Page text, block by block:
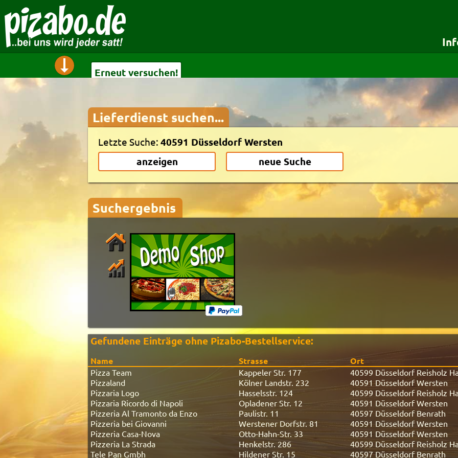
Startseite
Details für Besteller
Lieferservice-App
Weiterempfehlen
Newsletter
Testshop
Styles
Zuverlässigkeit
Erneut versuchen!
Erneut versuchen!
Lieferdienst suchen...
Letzte Suche: 40591 Düsseldorf Wersten
anzeigen
neue Suche
Suchergebnis
Karten-Ansicht
96.3%
Gefundene Einträge ohne Pizabo-Bestellservice:
Name Strasse Ort
Pizza Team Kappeler Str. 177 40599 Düsseldorf Reisholz
Pizzaland
Kölner Landstr. 232 40591 Düsseldorf Wersten
Pizzaria Logo
Hasselsstr. 124 40599 Düsseldorf Reisholz
Pizzaria Ricordo di Napoli
Opladener Str. 12 40591 Düsseldorf Wersten
Pizzeria Al Tramonto da Enzo
Paulistr. 11 40597 Düsseldorf Benrath
Pizzeria bei Giovanni
Werstener Dorfstr. 81 40591 Düsseldorf Wersten
Pizzeria Casa-Nova
Otto-Hahn-Str. 33 40591 Düsseldorf Wersten
Pizzeria La Strada
Henkelstr. 286 40599 Düsseldorf Reisholz
Tele Pan Gmbh
Hildener Str. 15 40597 Düsseldorf Benrath